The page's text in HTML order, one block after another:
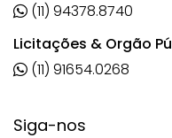
(11) 94378.8740
Licitações & Orgão
(11) 91654.0268
Siga-nos